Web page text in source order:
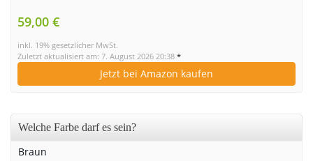
59,00 €
inkl. 19% gesetzlicher MwSt.
Zuletzt aktualisiert am: 7. August 2026 20:38 *
Jetzt bei Amazon kaufen
Welche Farbe darf es sein?
Braun